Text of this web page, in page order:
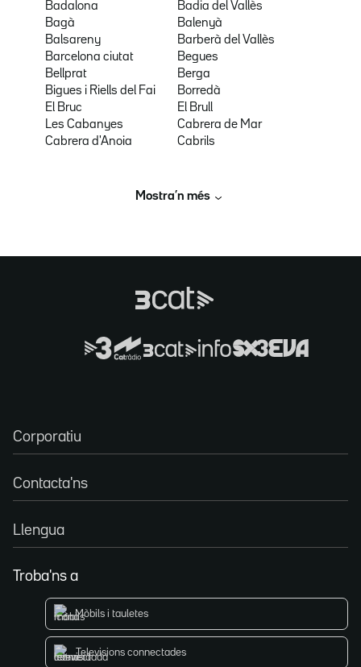
Badalona
Badia del Vallès
Bagà
Balenyà
Balsareny
Barberà del Vallès
Barcelona ciutat
Begues
Bellprat
Berga
Bigues i Riells del Fai
Borredà
El Bruc
El Brull
Les Cabanyes
Cabrera de Mar
Cabrera d'Anoia
Cabrils
Mostra’n més
Corporatiu
Contacta'ns
Llengua
Troba'ns a
Mòbils i tauletes
Televisions connectades